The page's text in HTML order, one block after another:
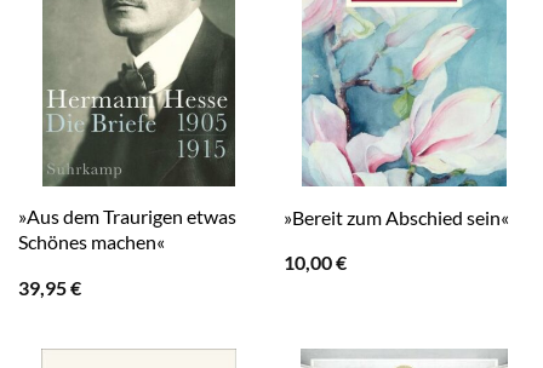
»Aus dem Traurigen etwas
Schönes machen«
39,95€
»Bereit zum Abschied sein«
10,00€